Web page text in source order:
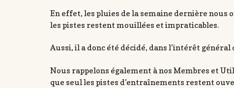
En effet, les pluies de la semaine dernière
les pistes restent mouillées et impraticables.
Aussi, il a donc été décidé, dans l’intérêt
Nous rappelons également à nos Membres et
que seul les pistes d’entraînements restent